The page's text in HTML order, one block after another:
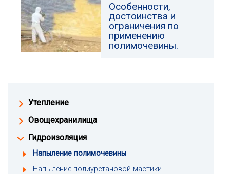
Утепление
Овощехранилища
Гидроизоляция
Напыление полимочевины
Напыление полиуретановой мастики
Особенности,
достоинства и
ограничения по
применению
полимочевины.